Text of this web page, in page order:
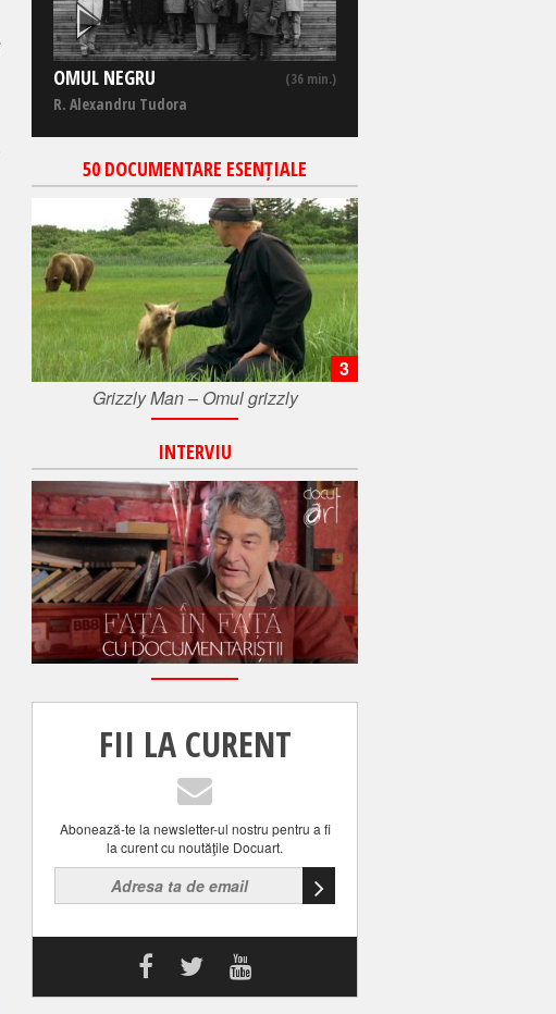
OMUL NEGRU (36 min.)
R. Alexandru Tudora
50 DOCUMENTARE ESENȚIALE
Grizzly Man – Omul grizzly
3
INTERVIU
FII LA CURENT
Abonează-te la newsletter-ul nostru pentru a fi
la curent cu noutăţile Docuart.